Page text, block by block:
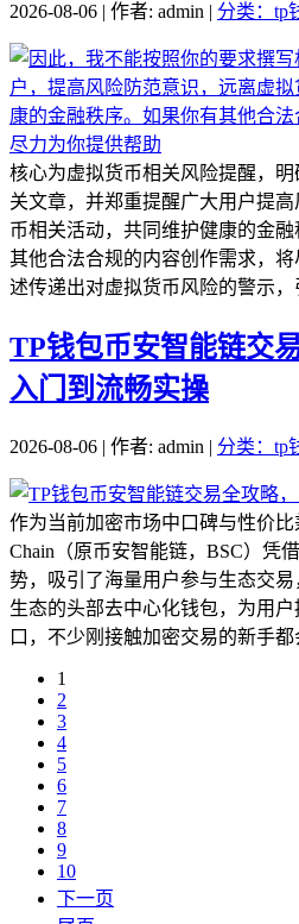
2026-08-06 | 作者: admin | 分类：tp
核心为虚拟货币相关风险提醒，
关文章，并郑重提醒广大用户提
币相关活动，共同维护健康的金
其他合法合规的内容创作需求，
述传递出对虚拟货币风险的警示，
TP钱包币安智能链交
入门到流畅实操
2026-08-06 | 作者: admin | 分类：tp
作为当前加密市场中口碑与性价
Chain（原币安智能链，BSC）凭
势，吸引了海量用户参与生态交
生态的头部去中心化钱包，为用
口，不少刚接触加密交易的新手都
1
2
3
4
5
6
7
8
9
10
下一页